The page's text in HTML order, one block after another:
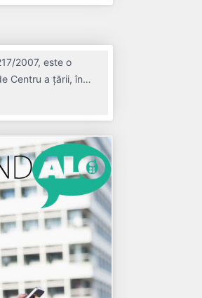
2007, este o
Centru a țării, în